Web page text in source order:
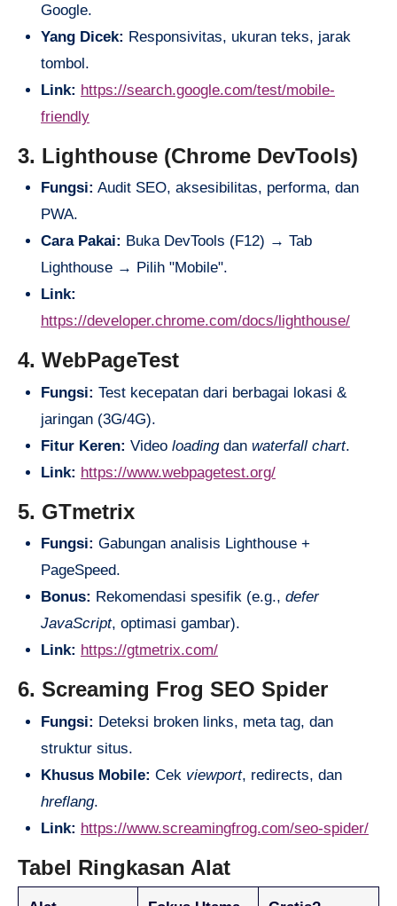
Google.
Yang Dicek: Responsivitas, ukuran teks, jarak
tombol.
Link: https://search.google.com/test/mobile-
friendly
3. Lighthouse (Chrome DevTools)
Fungsi: Audit SEO, aksesibilitas, performa, dan
PWA.
Cara Pakai: Buka DevTools (F12) → Tab
Lighthouse → Pilih "Mobile".
Link:
https://developer.chrome.com/docs/lighthouse/
4. WebPageTest
Fungsi: Test kecepatan dari berbagai lokasi &
jaringan (3G/4G).
Fitur Keren: Video loadingdan waterfall chart.
Link: https://www.webpagetest.org/
5. GTmetrix
Fungsi: Gabungan analisis Lighthouse +
PageSpeed.
Bonus: Rekomendasi spesifik (e.g., defer
JavaScript, optimasi gambar).
Link: https://gtmetrix.com/
6. Screaming Frog SEO Spider
Fungsi: Deteksi broken links, meta tag, dan
struktur situs.
Khusus Mobile: Cek viewport, redirects, dan
hreflang.
Link: https://www.screamingfrog.com/seo-spider/
Tabel Ringkasan Alat